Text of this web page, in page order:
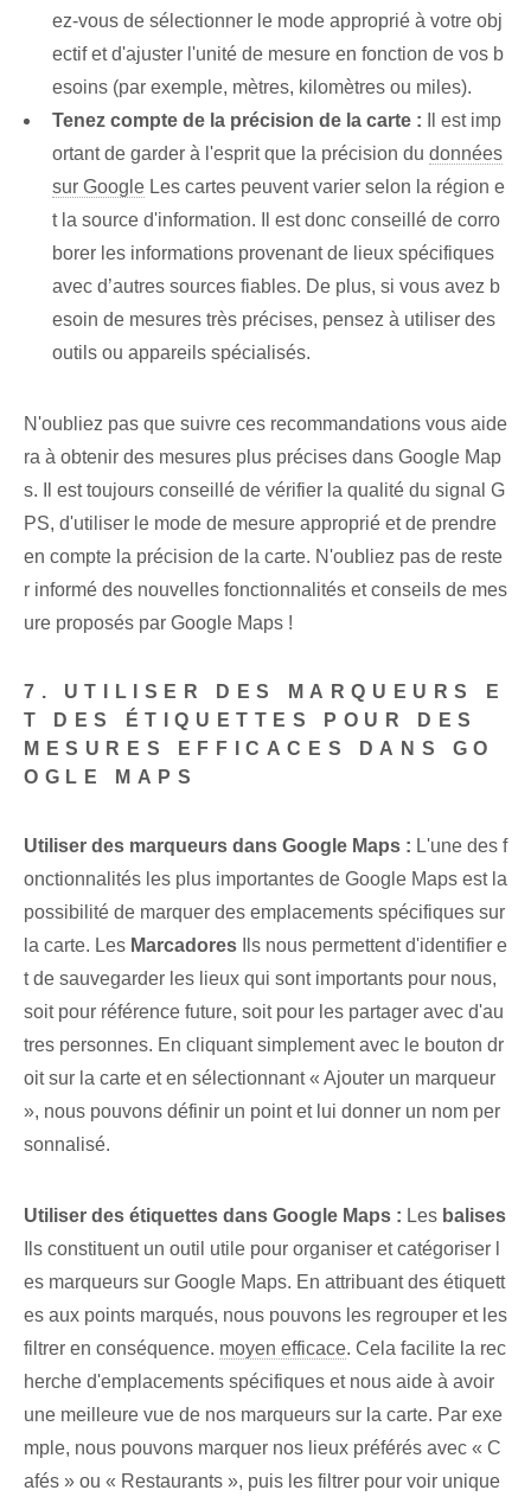
ez-vous de sélectionner le mode approprié à votre obj
ectif et d'ajuster l'unité de mesure en fonction de vos b
esoins (par exemple, mètres, kilomètres ou miles).
Tenez compte de la précision de la carte : Il est imp
ortant de garder à l'esprit que la précision du données
sur Google Les cartes peuvent varier selon la région e
t la source d'information. Il est donc conseillé de corro
borer les informations provenant de lieux spécifiques
avec d’autres sources fiables. De plus, si vous avez b
esoin de mesures très précises, pensez à utiliser des
outils ou appareils spécialisés.
N'oubliez pas que suivre ces recommandations vous aide
ra à obtenir des mesures plus précises dans Google Map
s. Il est toujours conseillé de vérifier la qualité du signal G
PS, d'utiliser le mode de mesure approprié et de prendre
en compte la précision de la carte. N'oubliez pas de reste
r informé des nouvelles fonctionnalités et conseils de mes
ure proposés par Google Maps !
7. UTILISER DES MARQUEURS E
T DES ÉTIQUETTES POUR DES
MESURES EFFICACES DANS GO
OGLE MAPS
Utiliser des marqueurs dans Google Maps : L'une des f
onctionnalités les plus importantes de Google Maps est la
possibilité de marquer des emplacements spécifiques sur
la carte. Les Marcadores Ils nous permettent d'identifier e
t de sauvegarder les lieux qui sont importants pour nous,
soit pour référence future, soit pour les partager avec d'au
tres personnes. En cliquant simplement avec le bouton dr
oit sur la carte et en sélectionnant « Ajouter un marqueur
», nous pouvons définir un point et lui donner un nom per
sonnalisé.
Utiliser des étiquettes dans Google Maps : Les balises
Ils constituent un outil utile pour organiser et catégoriser l
es marqueurs sur Google Maps. En attribuant des étiquett
es aux points marqués, nous pouvons les regrouper et les
filtrer en conséquence. moyen efficace. Cela facilite la rec
herche d'emplacements spécifiques et nous aide à avoir
une meilleure vue de nos marqueurs sur la carte. Par exe
mple, nous pouvons marquer nos lieux préférés avec « C
afés » ou « Restaurants », puis les filtrer pour voir unique